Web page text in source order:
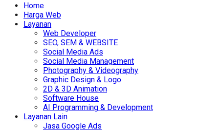
Home
Harga Web
Layanan
Web Developer
SEO, SEM & WEBSITE
Social Media Ads
Social Media Management
Photography & Videography
Graphic Design & Logo
2D & 3D Animation
Software House
AI Programming & Development
Layanan Lain
Jasa Google Ads